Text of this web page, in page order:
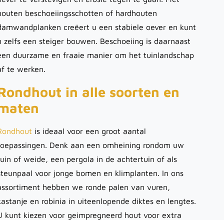
beschoeiingsschotten of hardhouten
creëert u een stabiele oever en kunt
zelfs een steiger bouwen. Beschoeiing is daarnaast
duurzame en fraaie manier om het tuinlandschap
te werken.
in alle soorten en
is ideaal voor een groot aantal
Denk aan een omheining rondom uw
of weide, een pergola in de achtertuin of als
voor jonge bomen en klimplanten. In ons
hebben we ronde palen van vuren,
en robinia in uiteenlopende diktes en lengtes.
kunt kiezen voor geimpregneerd hout voor extra